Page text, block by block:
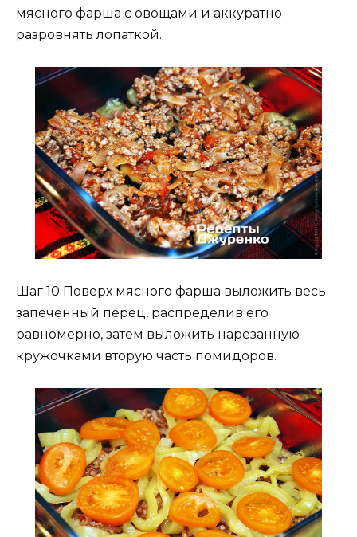
мясного фарша с овощами и аккуратно
разровнять лопаткой.
Шаг 10 Поверх мясного фарша выложить весь
запеченный перец, распределив его
равномерно, затем выложить нарезанную
кружочками вторую часть помидоров.